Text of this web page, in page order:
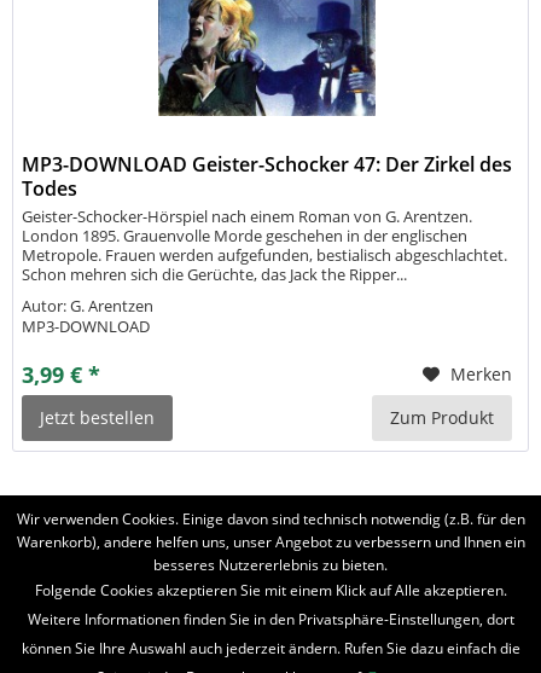
MP3-DOWNLOAD Geister-Schocker 47: Der Zirkel des
Todes
Geister-Schocker-Hörspiel nach einem Roman von G. Arentzen.
London 1895. Grauenvolle Morde geschehen in der englischen
Metropole. Frauen werden aufgefunden, bestialisch abgeschlachtet.
Schon mehren sich die Gerüchte, das Jack the Ripper...
Autor: G. Arentzen
MP3-DOWNLOAD
3,99 € *
Merken
Jetzt bestellen
Zum Produkt
BELIEBTE SERIEN
UNSER SHOP
Wir verwenden Cookies. Einige davon sind technisch notwendig (z.B. für den
Warenkorb), andere helfen uns, unser Angebot zu verbessern und Ihnen ein
besseres Nutzererlebnis zu bieten.
Folgende Cookies akzeptieren Sie mit einem Klick auf Alle akzeptieren.
Weitere Informationen finden Sie in den Privatsphäre-Einstellungen, dort
können Sie Ihre Auswahl auch jederzeit ändern. Rufen Sie dazu einfach die